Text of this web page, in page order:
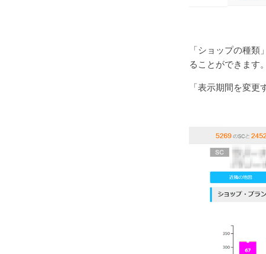
「ショップの種
ることができます。
「表示期間を変